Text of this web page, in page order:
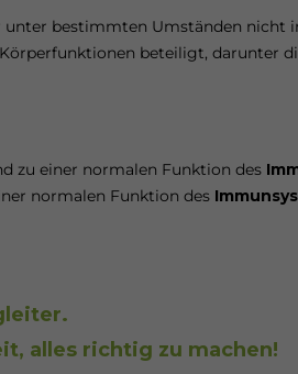
unter bestimmten Umständen nicht
beteiligt, darunter
zu einer normalen Funktion des
normalen Funktion des
alles richtig zu machen!